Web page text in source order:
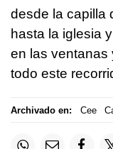
desde la capilla
hasta la iglesia
en las ventanas
todo este
Archivado en: Cee